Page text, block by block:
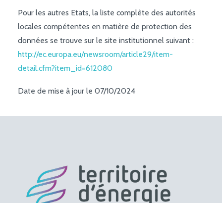
Pour les autres Etats, la liste complète des autorités
locales compétentes en matière de protection des
données se trouve sur le site institutionnel suivant :
http://ec.europa.eu/newsroom/article29/item-
detail.cfm?item_id=612080
Date de mise à jour le 07/10/2024